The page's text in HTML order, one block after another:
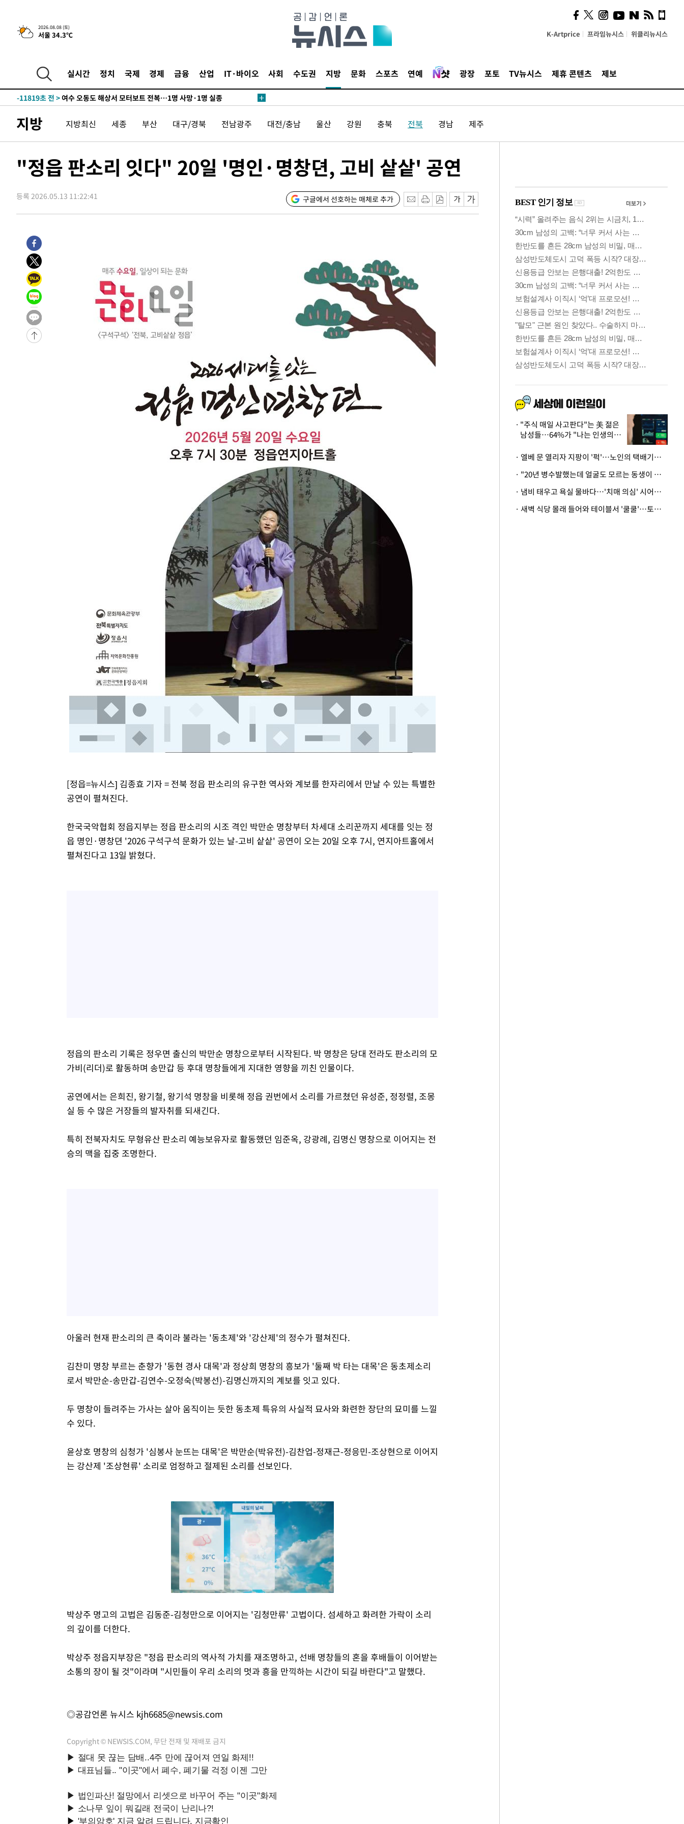
2026.08.08 (토)
서울 34.3℃ K-Artprice 프라임뉴시스 위클리뉴시스
실시간 정치 국제 경제 금융 산업 IT·바이오 사회 수도권 지방 문화 스포츠 연예 광장 포토 TV뉴시스 제휴 콘텐츠 제보
-27147초 전 >온열질환 사망자 3명 늘어…누적 환자 3000명 돌파
-21092초 전 >강릉에 시간당 81.4㎜ 물폭탄…도로 잠기고 담벼락 붕괴
-14909초 전 >
선재도서 해루질 나섰다 실종 60대, 닷새 만에 숨진 채 발견
-12443초 전 >
-11819초 전 >여수 오동도 해상서 모터보트 전복…1명 사망·1명 실종
주 날씨]
-5064초 전 >
축구협회 "압수수색·성접대 논란 사과…쇄신의 기회로 삼겠다"
-3581초 전 >[속보]'압수수색·성접대 논란' 축구협회 "실망과 걱정 안겨드려 죄
4시간 전 >[속보]뉴욕증시 상승 마감…S&P 0.6% 나스닥 1.3%↑
-28416초 전 >[속보]이강인 "감독님이 원하는 마음 느꼈고, 많은 트로피 원해 아
-28198초 전 >수도권 40도 육박 '펄펄'…동해안 일부 지역엔 호의주의보
-21112초 전 >
-17219초 전 >
-14929초 전 >
선재도서 해루질 나섰다 실종 60대, 닷새 만에 숨진 채 발견
-12463초 전 >
남자 농구, 나고야 아시안게임서 '홈팀' 일본과 한일전
-11839초 전 >
여수 오동도 해상서 모터보트 전복…1명 사망·1명 실종
-8066초 전 >
극한폭염 한풀 꺾이지만…'낮 최고 35도' 무더위, 열대야 계속[다음
주 날씨]
-5084초 전 >
축구협회 "압수수색·성접대 논란 사과…쇄신의 기회로 삼겠다"
-3601초 전 >
[속보]'압수수색·성접대 논란' 축구협회 "실망과 걱정 안겨드려 죄
[속보]뉴욕증시 상승 마감…S&P 0.6% 나스닥 1.3%↑
지방 지방최신 세종 부산 대구/경북 전남광주 대전/충남 울산 강원 충북 전북 경남 제주
"정읍 판소리 잇다" 20일 '명인·명창뎐, 고비 샅샅' 공연
등록 2026.05.13 11:22:41 구글에서 선호하는 매체로 추가
[정읍=뉴시스] 김종효 기자 = 전북 정읍 판소리의 유구한 역사와 계보를 한자리에서 만날 수 있는 특별한
공연이 펼쳐진다.
한국국악협회 정읍지부는 정읍 판소리의 시조 격인 박만순 명창부터 차세대 소리꾼까지 세대를 잇는 정
읍 명인·명창뎐 '2026 구석구석 문화가 있는 날-고비 샅샅' 공연이 오는 20일 오후 7시, 연지아트홀에서
펼쳐진다고 13일 밝혔다.
정읍의 판소리 기록은 정우면 출신의 박만순 명창으로부터 시작된다. 박 명창은 당대 전라도 판소리의 모
가비(리더)로 활동하며 송만갑 등 후대 명창들에게 지대한 영향을 끼친 인물이다.
공연에서는 은희진, 왕기철, 왕기석 명창을 비롯해 정읍 권번에서 소리를 가르쳤던 유성준, 정정렬, 조몽
실 등 수 많은 거장들의 발자취를 되새긴다.
특히 전북자치도 무형유산 판소리 예능보유자로 활동했던 임준옥, 강광례, 김명신 명창으로 이어지는 전
승의 맥을 집중 조명한다.
아울러 현재 판소리의 큰 축이라 불라는 '동초제'와 '강산제'의 정수가 펼쳐진다.
김찬미 명창 부르는 춘향가 '동현 경사 대목'과 정상희 명창의 흥보가 '둘째 박 타는 대목'은 동초제소리
로서 박만순-송만갑-김연수-오정숙(박봉선)-김명신까지의 계보를 잇고 있다.
두 명창이 들려주는 가사는 살아 움직이는 듯한 동초제 특유의 사실적 묘사와 화련한 장단의 묘미를 느낄
수 있다.
윤상호 명창의 심청가 '심봉사 눈뜨는 대목'은 박만순(박유전)-김찬업-정재근-정응민-조상현으로 이어지
는 강산제 '조상현류' 소리로 엄정하고 절제된 소리를 선보인다.
박상주 명고의 고법은 김동준-김청만으로 이어지는 '김청만류' 고법이다. 섬세하고 화려한 가락이 소리
의 깊이를 더한다.
박상주 정읍지부장은 "정읍 판소리의 역사적 가치를 재조명하고, 선배 명창들의 혼을 후배들이 이어받는
소통의 장이 될 것"이라며 "시민들이 우리 소리의 멋과 흥을 만끽하는 시간이 되길 바란다"고 말했다.
◎공감언론 뉴시스 kjh6685@newsis.com
Copyright © NEWSIS.COM, 무단 전재 및 재배포 금지
사이 해답 찾았죠"…알을
깨고 나온 '초자아'
"주식 매일 사고판다"는 美 젊은
남성들…64%가 "나는 인생의
· 엘베 문 열리자 지팡이 '퍽'…노인의 택배기사 폭행 이유
· "20년 병수발했는데 얼굴도 모르는 동생이 유산 절반을"…배다른 형제 상속권 있을까
· 냄비 태우고 욕실 물바다…'치매 의심' 시어머니 검사 권유했다가 '날벼락'
· 새벽 식당 몰래 들어와 테이블서 '쿨쿨'…토사물 남기고 사라진 남성